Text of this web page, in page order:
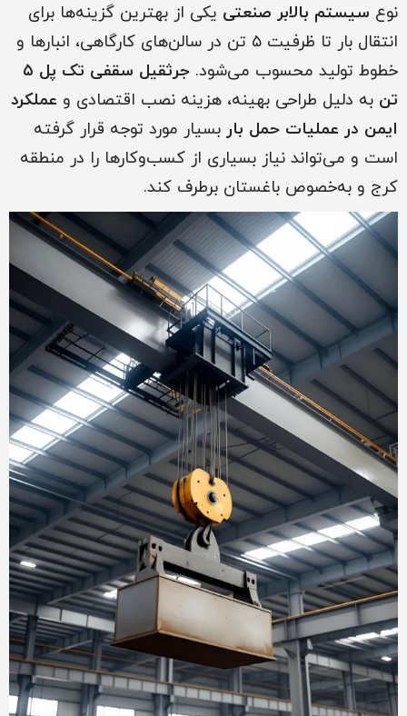
نوع سیستم بالابر صنعتی یکی از بهترین گزینه‌ها برای
انتقال بار تا ظرفیت ۵ تن در سالن‌های کارگاهی، انبارها و
خطوط تولید محسوب می‌شود.
جرثقیل سقفی تک پل ۵
تن به دلیل طراحی بهینه، هزینه نصب اقتصادی و عملکرد
ایمن در عملیات حمل بار بسیار مورد توجه قرار گرفته
است و می‌تواند نیاز بسیاری از کسب‌وکارها را در منطقه
کرج و به‌خصوص باغستان برطرف کند.